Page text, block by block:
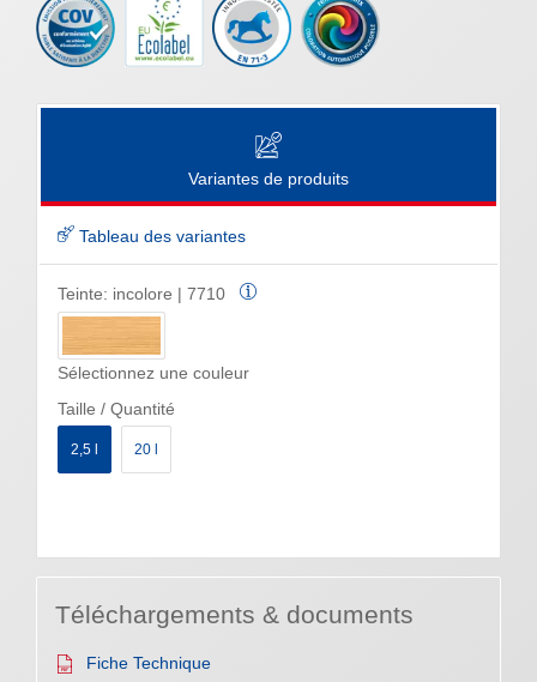
Variantes de produits
Tableau des variantes
Teinte: incolore | 7710
Sélectionnez une couleur
Taille / Quantité
2,5 l 20 l
Téléchargements & documents
Fiche Technique